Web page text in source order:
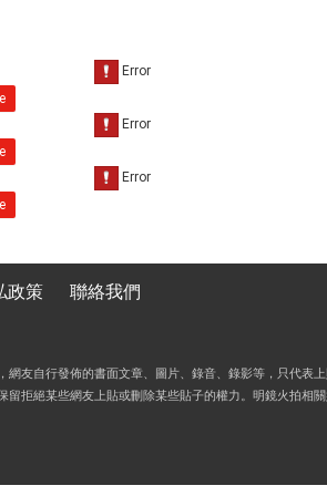
政策 聯絡我們
友自行發佈的書面文章、圖片、錄音、錄影等，只代表
拒絕某些網友上貼或刪除某些貼子的權力。明鏡火拍相